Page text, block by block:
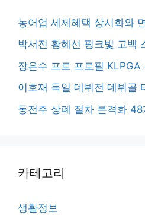
농어업 세제혜택 상시화와
박서진 황혜선 핑크빛 고백
장은수 프로 프로필 KLPGA
이호재 독일 데뷔전 데뷔골
동전주 상폐 절차 본격화 48
카테고리
생활정보